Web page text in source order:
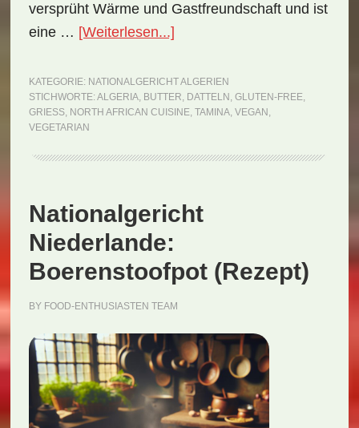
versprüht Wärme und Gastfreundschaft und ist
eine … [Weiterlesen...]ÜberNationalgericht
Tamina
(Rezept)
KATEGORIE: NATIONALGERICHT ALGERIEN
STICHWORTE: ALGERIA, BUTTER, DATTELN , GLUTEN-FREE,
GRIESS , NORTH AFRICAN CUISINE, TAMINA, VEGAN ,
VEGETARIAN
Nationalgericht
Niederlande:
Boerenstoofpot (Rezept)
BY FOOD-ENTHUSIASTEN TEAM